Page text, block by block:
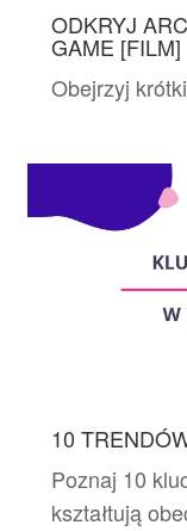
ODKRYJ
GAME [FILM]
Obejrzyj
10
Poznaj 10
kształtują